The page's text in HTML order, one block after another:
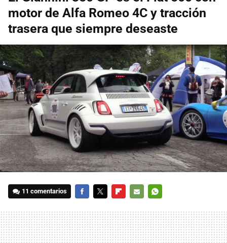
motor de Alfa Romeo 4C y tracción
trasera que siempre deseaste
11 comentarios
MAIL